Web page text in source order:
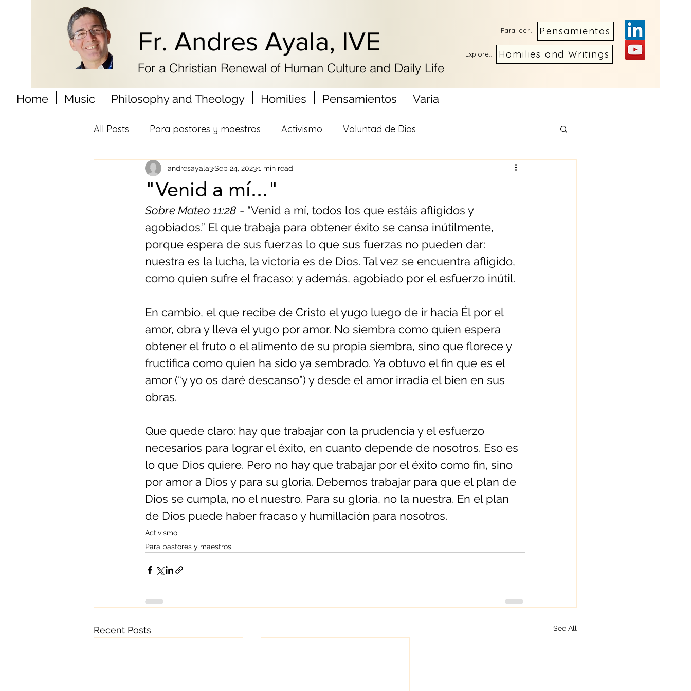
Fr. Andres Ayala, IVE
For a Christian Renewal of Human Culture and Daily Life
Pensamientos
Para leer...
Homilies and Writings
Explore...
Home Music Philosophy and Theology Homilies Pensamientos Varia
All Posts Para pastores y maestros Activismo Voluntad de Dios
"Venid a mí..."
andresayala3Sep 24, 20231 min read
Sobre Mateo 11:28 - “Venid a mí, todos los que estáis afligidos y
agobiados.” El que trabaja para obtener éxito se cansa inútilmente,
porque espera de sus fuerzas lo que sus fuerzas no pueden dar:
nuestra es la lucha, la victoria es de Dios. Tal vez se encuentra afligido,
como quien sufre el fracaso; y además, agobiado por el esfuerzo inútil.
En cambio, el que recibe de Cristo el yugo luego de ir hacia Él por el
amor, obra y lleva el yugo por amor. No siembra como quien espera
obtener el fruto o el alimento de su propia siembra, sino que florece y
fructifica como quien ha sido ya sembrado. Ya obtuvo el fin que es el
amor (“y yo os daré descanso”) y desde el amor irradia el bien en sus
obras.
Que quede claro: hay que trabajar con la prudencia y el esfuerzo
necesarios para lograr el éxito, en cuanto depende de nosotros. Eso es
lo que Dios quiere. Pero no hay que trabajar por el éxito como fin, sino
por amor a Dios y para su gloria. Debemos trabajar para que el plan de
Dios se cumpla, no el nuestro. Para su gloria, no la nuestra. En el plan
de Dios puede haber fracaso y humillación para nosotros.
Activismo
Para pastores y maestros
Recent Posts See All